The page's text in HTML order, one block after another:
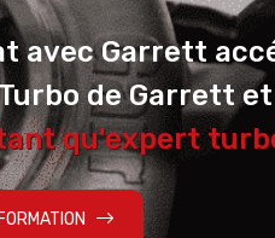
avec Garrett
de Garrett
qu'expert